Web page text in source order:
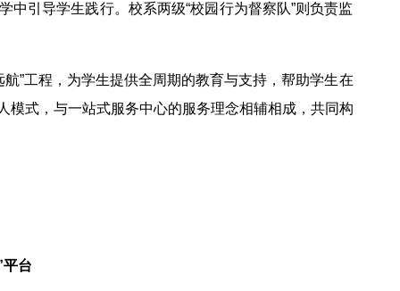
引导学生践行。校系两级“校园行为督察队”则负责监
”工程，为学生提供全周期的教育与支持，帮助学生在
式，与一站式服务中心的服务理念相辅相成，共同构
平台